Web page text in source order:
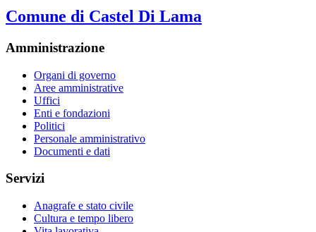
Comune di Castel Di Lama
Amministrazione
Organi di governo
Aree amministrative
Uffici
Enti e fondazioni
Politici
Personale amministrativo
Documenti e dati
Servizi
Anagrafe e stato civile
Cultura e tempo libero